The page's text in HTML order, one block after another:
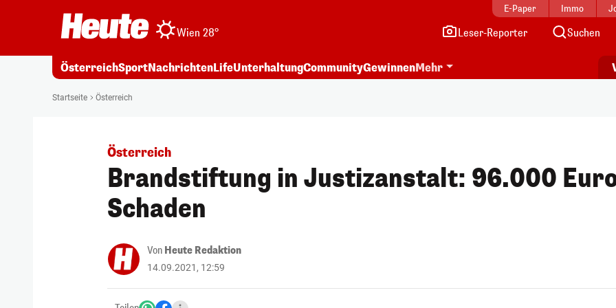
E-Paper Immo
Wien 28° Leser-Reporter Suchen
ÖsterreichSportNachrichtenLifeUnterhaltungCommunityGewinnenMehr
Startseite Österreich
Österreich
Brandstiftung in Justizanstalt: 96.000
Schaden
Von Heute Redaktion
14.09.2021, 12:59